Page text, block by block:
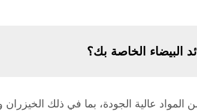
البيضاء الخاصة بك؟
عالية الجودة، بما في ذلك